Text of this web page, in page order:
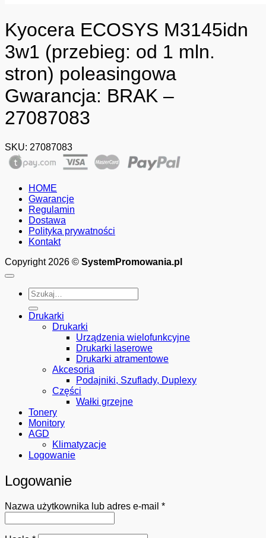
Kyocera ECOSYS M3145idn
3w1 (przebieg: od 1 mln.
stron) poleasingowa
Gwarancja: BRAK –
27087083
SKU: 27087083
HOME
Gwarancje
Regulamin
Dostawa
Polityka prywatności
Kontakt
Copyright 2026 © SystemPromowania.pl
Szukaj:
Drukarki
Drukarki
Urządzenia wielofunkcyjne
Drukarki laserowe
Drukarki atramentowe
Akcesoria
Podajniki, Szuflady, Duplexy
Części
Wałki grzejne
Tonery
Monitory
AGD
Klimatyzacje
Logowanie
Logowanie
Nazwa użytkownika lub adres e-mail *Wymagane